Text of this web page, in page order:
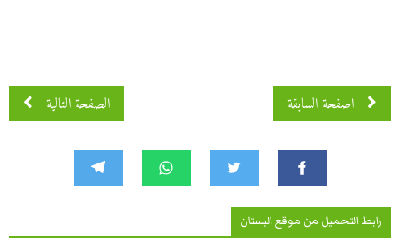
اصفحة السابقة اصفحة 2 من 4 الصفحة التالية
رابط التحميل من موقع البستان